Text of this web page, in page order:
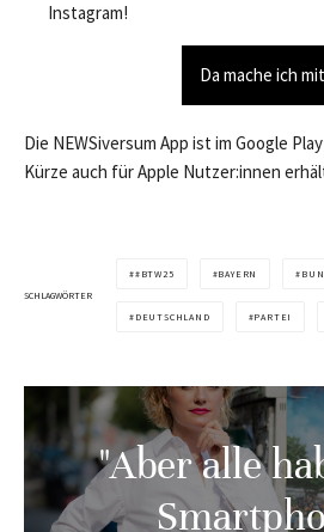
Instagram!
Da mache ich
Die NEWSiversum App ist im Google
Kürze auch für Apple Nutzer:innen
SCHLAGWÖRTER
#BTW25 BAYERN
DEUTSCHLAND PARTEI
"Aber alle